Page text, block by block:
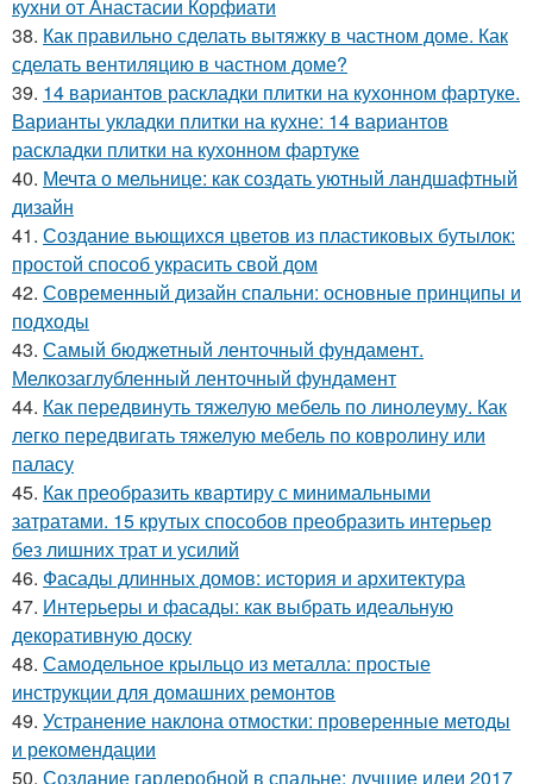
кухни от Анастасии Корфиати
38. Как правильно сделать вытяжку в частном доме. Как
сделать вентиляцию в частном доме?
39. 14 вариантов раскладки плитки на кухонном фартуке.
Варианты укладки плитки на кухне: 14 вариантов
раскладки плитки на кухонном фартуке
40. Мечта о мельнице: как создать уютный ландшафтный
дизайн
41. Создание вьющихся цветов из пластиковых бутылок:
простой способ украсить свой дом
42. Современный дизайн спальни: основные принципы и
подходы
43. Самый бюджетный ленточный фундамент.
Мелкозаглубленный ленточный фундамент
44. Как передвинуть тяжелую мебель по линолеуму. Как
легко передвигать тяжелую мебель по ковролину или
паласу
45. Как преобразить квартиру с минимальными
затратами. 15 крутых способов преобразить интерьер
без лишних трат и усилий
46. Фасады длинных домов: история и архитектура
47. Интерьеры и фасады: как выбрать идеальную
декоративную доску
48. Самодельное крыльцо из металла: простые
инструкции для домашних ремонтов
49. Устранение наклона отмостки: проверенные методы
и рекомендации
50. Создание гардеробной в спальне: лучшие идеи 2017